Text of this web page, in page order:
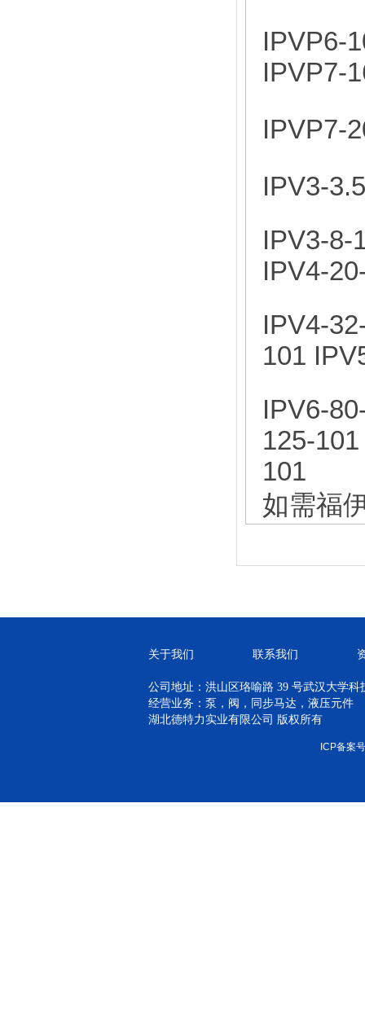
IPVP6-
IPVP7-
IPVP7-
IPV3-
IPV3-8-
IPV4-
IPV4-
101
IPV6-
125-
101
如需福
关于我们 联系我们
公司地址：洪山区珞喻路 39 号武汉大学科
经营业务：泵，阀，同步马达，液压元件
湖北德特力实业有限公司 版权所有
ICP备案